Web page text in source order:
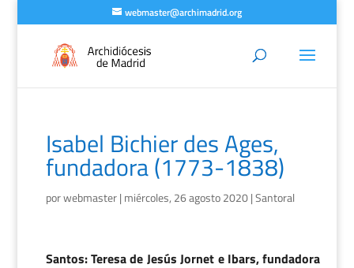
webmaster@archimadrid.org
Isabel Bichier des Ages,
fundadora (1773-1838)
porwebmaster| miércoles, 26 agosto 2020|Santoral
Santos: Teresa de Jesús Jornet e Ibars, fundadora